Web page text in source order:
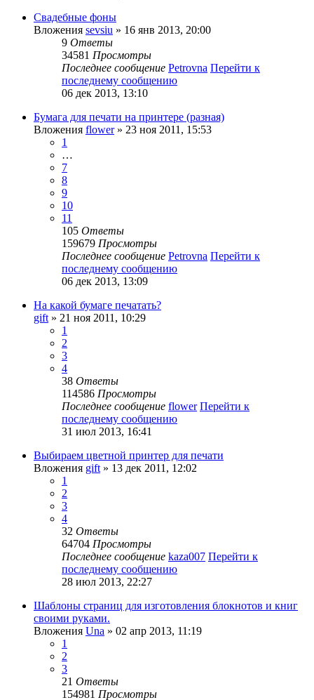
Свадебные фоны
Вложения sevsiu » 16 янв 2013, 20:00
9 Ответы
34581 Просмотры
Последнее сообщение Petrovna Перейти к
последнему сообщению
06 дек 2013, 13:10
Бумага для печати на принтере (разная)
Вложения flower» 23 ноя 2011, 15:53
1
…
7
8
9
10
11
105 Ответы
159679 Просмотры
Последнее сообщение Petrovna Перейти к
последнему сообщению
06 дек 2013, 13:09
На какой бумаге печатать?
gift » 21 ноя 2011, 10:29
1
2
3
4
38 Ответы
114586 Просмотры
Последнее сообщение flower Перейти к
последнему сообщению
31 июл 2013, 16:41
Выбираем цветной принтер для печати
Вложения gift » 13 дек 2011, 12:02
1
2
3
4
32 Ответы
64704 Просмотры
Последнее сообщение kaza007 Перейти к
последнему сообщению
28 июл 2013, 22:27
Шаблоны страниц для изготовления блокнотов и книг
своими руками.
Вложения Una » 02 апр 2013, 11:19
1
2
3
21 Ответы
154981 Просмотры